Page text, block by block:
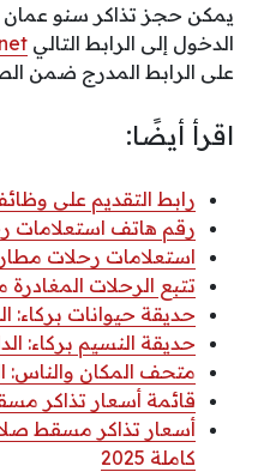
يمكن حجز تذاكر سنو عمان
الدخول إلى الرابط التالي
على الرابط المدرج ضمن
اقرأ أيضًا:
رابط التقديم على
رقم هاتف استعلامات
استعلامات رحلات
تتبع الرحلات
حديقة حيوانات بركاء:
حديقة النسيم بركاء:
متحف المكان والناس:
قائمة أسعار تذاكر مسقط
أسعار تذاكر مسقط
كاملة 2025